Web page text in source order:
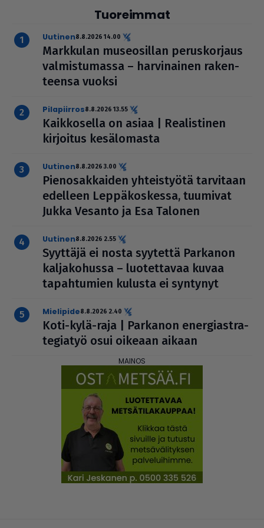
Tuoreimmat
uutinen8.8.2026 14.00
Markkulan muse­o­sil­lan perus­kor­jaus
val­mis­tu­massa – har­vi­nai­nen raken­
teensa vuoksi
pilapiirros8.8.2026 13.55
Kaik­ko­sella on asiaa | Rea­lis­ti­nen
kirjoitus kesä­lo­masta
uutinen8.8.2026 3.00
Pie­no­sak­kai­den yhteis­työtä tarvitaan
edelleen Lep­pä­kos­kessa, tuumivat
Jukka Vesanto ja Esa Talonen
uutinen8.8.2026 2.55
Syyttäjä ei nosta syytettä Parkanon
kal­ja­ko­hussa – luo­tet­ta­vaa kuvaa
tapah­tu­mien kulusta ei syntynyt
mielipide8.8.2026 2.40
Koti-kylä-raja | Parkanon ener­gi­ast­ra­
te­gi­a­työ osui oikeaan aikaan